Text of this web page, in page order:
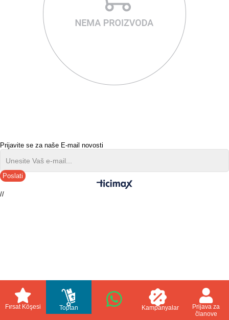
Prijavite se za naše E-mail novosti
Poslati
//
Fırsat Köşesi Toptan Kampanyalar
Prijava za
članove